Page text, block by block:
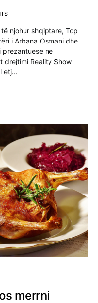
njohur shqiptare, Top
i Arbana Osmani dhe
prezantuese ne
drejtimi Reality Show
etj...
merrni